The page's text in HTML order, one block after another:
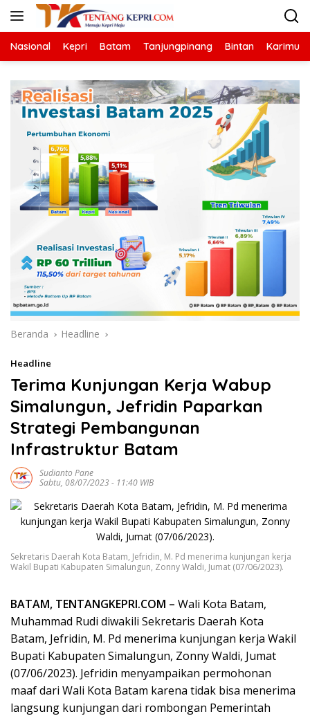
Langsung
Nasional Kepri Batam Tanjungpinang Bintan Karimun
Beranda Headline
Headline
Terima Kunjungan Kerja Wabup
Simalungun, Jefridin Paparkan
Strategi Pembangunan
Infrastruktur Batam
Sudianto Pane
Sabtu, 08/07/2023 - 11:40 WIB
Sekretaris Daerah Kota Batam, Jefridin, M. Pd menerima kunjungan kerja
Wakil Bupati Kabupaten Simalungun, Zonny Waldi, Jumat (07/06/2023).
BATAM, TENTANGKEPRI.COM – Wali Kota Batam,
Muhammad Rudi diwakili Sekretaris Daerah Kota
Batam, Jefridin, M. Pd menerima kunjungan kerja Wakil
Bupati Kabupaten Simalungun, Zonny Waldi, Jumat
(07/06/2023). Jefridin menyampaikan permohonan
maaf dari Wali Kota Batam karena tidak bisa menerima
langsung kunjungan dari rombongan Pemerintah